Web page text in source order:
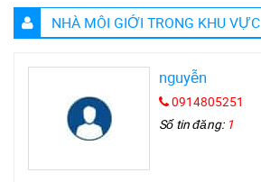
NHÀ MÔI GIỚI TRONG KHU VỰC
nguyễn
0914805251
Số tin đăng: 1